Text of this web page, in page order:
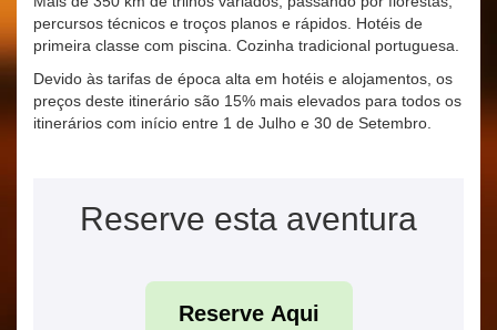
percursos técnicos e troços planos e rápidos. Hotéis de
primeira classe com piscina. Cozinha tradicional portuguesa.
Devido às tarifas de época alta em hotéis e alojamentos, os
preços deste itinerário são 15% mais elevados para todos os
itinerários com início entre 1 de Julho e 30 de Setembro.
Reserve esta aventura
Reserve Aqui